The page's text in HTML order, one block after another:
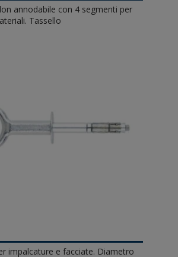
annodabile con 4 segmenti per
Tassello
impalcature e facciate. Diametro